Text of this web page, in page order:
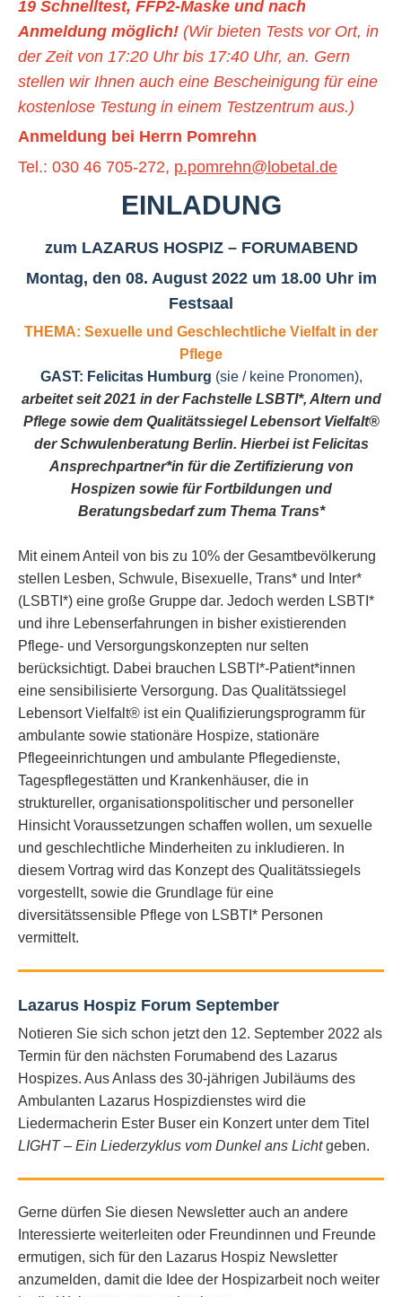
19 Schnelltest, FFP2-Maske und nach
Anmeldung möglich! (Wir bieten Tests vor Ort, in
der Zeit von 17:20 Uhr bis 17:40 Uhr, an. Gern
stellen wir Ihnen auch eine Bescheinigung für eine
kostenlose Testung in einem Testzentrum aus.)
Anmeldung bei Herrn Pomrehn
Tel.: 030 46 705-272, p.pomrehn@lobetal.de
EINLADUNG
zum LAZARUS HOSPIZ – FORUMABEND
Montag, den 08. August 2022 um 18.00 Uhr im
Festsaal
THEMA: Sexuelle und Geschlechtliche Vielfalt in der
Pflege
GAST: Felicitas Humburg (sie / keine Pronomen),
arbeitet seit 2021 in der Fachstelle LSBTI*, Altern und
Pflege sowie dem Qualitätssiegel Lebensort Vielfalt®
der Schwulenberatung Berlin. Hierbei ist Felicitas
Ansprechpartner*in für die Zertifizierung von
Hospizen sowie für Fortbildungen und
Beratungsbedarf zum Thema Trans*
Mit einem Anteil von bis zu 10% der Gesamtbevölkerung
stellen Lesben, Schwule, Bisexuelle, Trans* und Inter*
(LSBTI*) eine große Gruppe dar. Jedoch werden LSBTI*
und ihre Lebenserfahrungen in bisher existierenden
Pflege- und Versorgungskonzepten nur selten
berücksichtigt. Dabei brauchen LSBTI*-Patient*innen
eine sensibilisierte Versorgung. Das Qualitätssiegel
Lebensort Vielfalt® ist ein Qualifizierungsprogramm für
ambulante sowie stationäre Hospize, stationäre
Pflegeeinrichtungen und ambulante Pflegedienste,
Tagespflegestätten und Krankenhäuser, die in
struktureller, organisationspolitischer und personeller
Hinsicht Voraussetzungen schaffen wollen, um sexuelle
und geschlechtliche Minderheiten zu inkludieren. In
diesem Vortrag wird das Konzept des Qualitätssiegels
vorgestellt, sowie die Grundlage für eine
diversitätssensible Pflege von LSBTI* Personen
vermittelt.
Lazarus Hospiz Forum September
Notieren Sie sich schon jetzt den 12. September 2022 als
Termin für den nächsten Forumabend des Lazarus
Hospizes. Aus Anlass des 30-jährigen Jubiläums des
Ambulanten Lazarus Hospizdienstes wird die
Liedermacherin Ester Buser ein Konzert unter dem Titel
LIGHT – Ein Liederzyklus vom Dunkel ans Lichtgeben.
Gerne dürfen Sie diesen Newsletter auch an andere
Interessierte weiterleiten oder Freundinnen und Freunde
ermutigen, sich für den Lazarus Hospiz Newsletter
anzumelden, damit die Idee der Hospizarbeit noch weiter